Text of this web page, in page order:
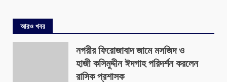
আরও খবর
নগরীর ফিরোজাবাদ জামে মসজিদ ও
হাজী কসিমুদ্দীন ঈদগাহ পরিদর্শন করলেন
রাসিক প্রশাসক